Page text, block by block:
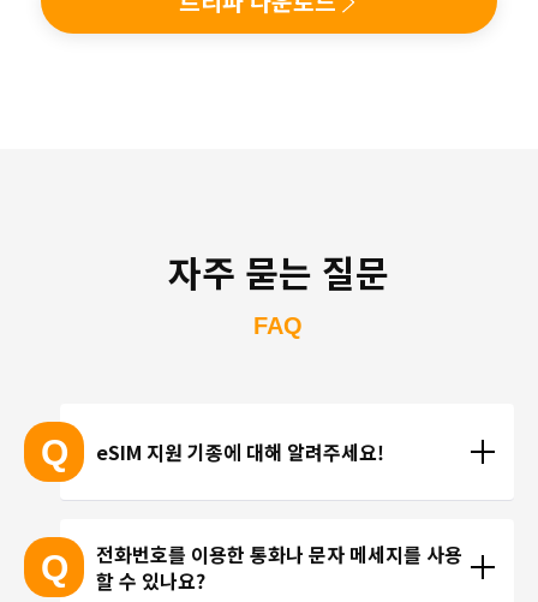
자주 묻는 질문
FAQ
Q eSIM 지원 기종에 대해 알려주세요!
※ eSIM 지원 기기가 계속 출시되고 있기 때문에 최신
Q
전화번호를 이용한 통화나 문자 메세지를 사용
할 수 있나요?